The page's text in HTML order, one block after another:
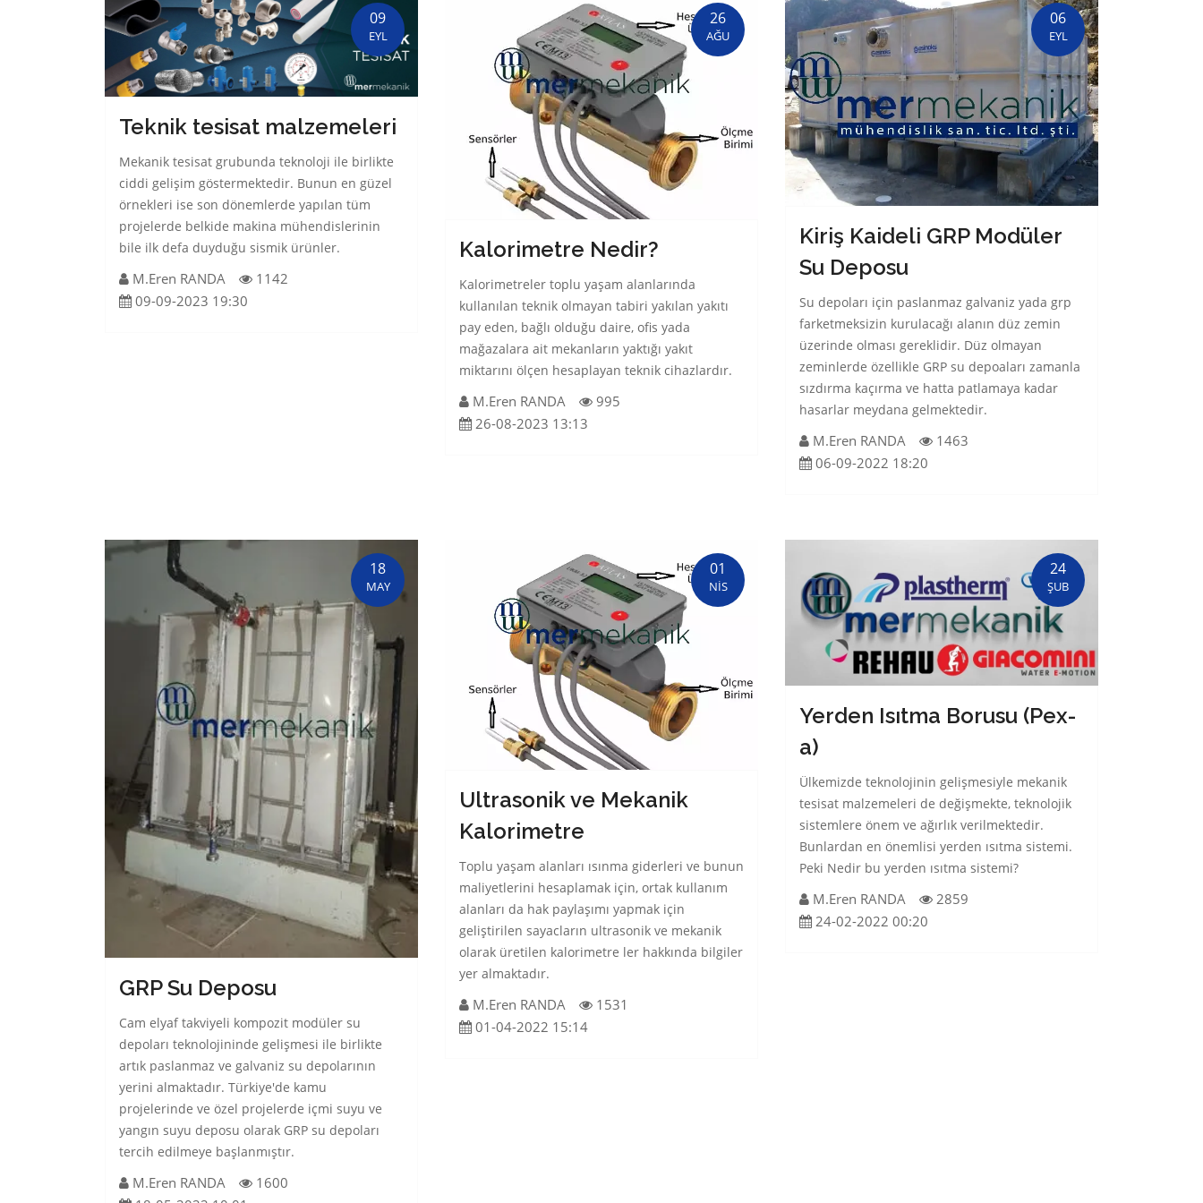
09
EYL
Teknik tesisat malzemeleri
Mekanik tesisat grubunda teknoloji ile birlikte
ciddi gelişim göstermektedir. Bunun en güzel
örnekleri ise son dönemlerde yapılan tüm
projelerde belkide makina mühendislerinin
bile ilk defa duyduğu sismik ürünler.
M.Eren RANDA
1142
09-09-2023 19:30
26
AĞU
Kalorimetre Nedir?
Kalorimetreler toplu yaşam alanlarında
kullanılan teknik olmayan tabiri yakılan yakıtı
pay eden, bağlı olduğu daire, ofis yada
mağazalara ait mekanların yaktığı yakıt
miktarını ölçen hesaplayan teknik cihazlardır.
M.Eren RANDA
995
26-08-2023 13:13
06
EYL
Kiriş Kaideli GRP Modüler
Su Deposu
Su depoları için paslanmaz galvaniz yada grp
farketmeksizin kurulacağı alanın düz zemin
üzerinde olması gereklidir. Düz olmayan
zeminlerde özellikle GRP su depoaları zamanla
sızdırma kaçırma ve hatta patlamaya kadar
hasarlar meydana gelmektedir.
M.Eren RANDA
1463
06-09-2022 18:20
18
MAY
GRP Su Deposu
Cam elyaf takviyeli kompozit modüler su
depoları teknolojininde gelişmesi ile birlikte
artık paslanmaz ve galvaniz su depolarının
yerini almaktadır. Türkiye'de kamu
projelerinde ve özel projelerde içmi suyu ve
yangın suyu deposu olarak GRP su depoları
tercih edilmeye başlanmıştır.
M.Eren RANDA
1600
01
NİS
Ultrasonik ve Mekanik
Kalorimetre
Toplu yaşam alanları ısınma giderleri ve bunun
maliyetlerini hesaplamak için, ortak kullanım
alanları da hak paylaşımı yapmak için
geliştirilen sayacların ultrasonik ve mekanik
olarak üretilen kalorimetre ler hakkında bilgiler
yer almaktadır.
M.Eren RANDA
1531
01-04-2022 15:14
24
ŞUB
Yerden Isıtma Borusu (Pex-
a)
Ülkemizde teknolojinin gelişmesiyle mekanik
tesisat malzemeleri de değişmekte, teknolojik
sistemlere önem ve ağırlık verilmektedir.
Bunlardan en önemlisi yerden ısıtma sistemi.
Peki Nedir bu yerden ısıtma sistemi?
M.Eren RANDA
2859
24-02-2022 00:20